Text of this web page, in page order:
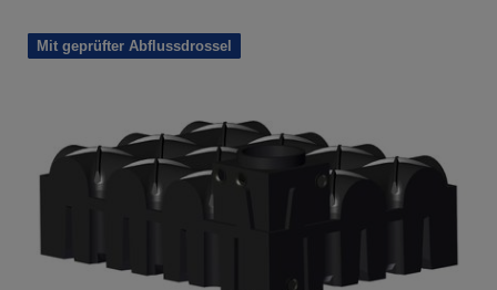
Mit geprüfter Abflussdrossel